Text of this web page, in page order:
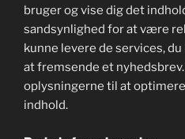
bruger og vise dig det
sandsynlighed for at være
kunne levere de services,
at fremsende et
oplysningerne til at
indhold.